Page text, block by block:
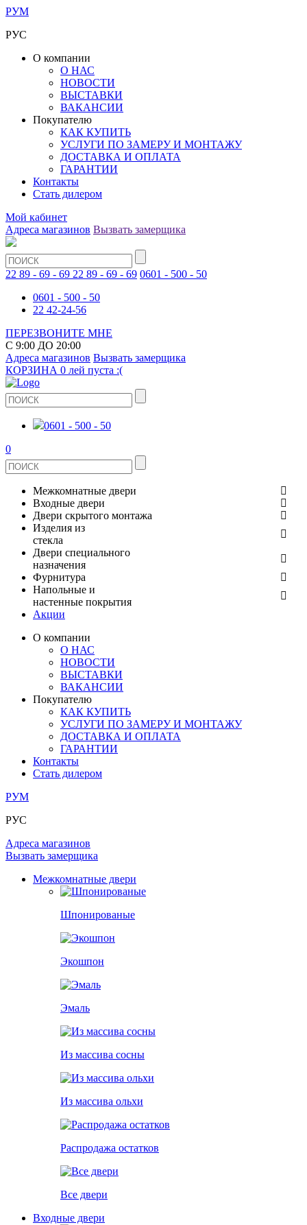
РУМ
РУС
О компании
О НАС
НОВОСТИ
ВЫСТАВКИ
ВАКАНСИИ
Покупателю
КАК КУПИТЬ
УСЛУГИ ПО ЗАМЕРУ И МОНТАЖУ
ДОСТАВКА И ОПЛАТА
ГАРАНТИИ
Контакты
Стать дилером
Мой кабинет
Адреса магазинов Вызвать замерщика
22 89 - 69 - 69 22 89 - 69 - 69 0601 - 500 - 50
0601 - 500 - 50
22 42-24-56
ПЕРЕЗВОНИТЕ МНЕ
С 9:00 ДО 20:00
Адреса магазинов Вызвать замерщика
КОРЗИНА 0 лей пуста :(
0601 - 500 - 50
0
Межкомнатные двери
ШПОНИРОВАНЫЕ
ЭКОШПОН
ЭМАЛЬ
ИЗ МАССИВА СОСНЫ
ИЗ МАССИВА ОЛЬХИ
РАСПРОДАЖА ОСТАТКОВ
ВСЕ ДВЕРИ
Входные двери
МЕТАЛЛИЧЕСКИЕ ДВЕРИ
В КВАРТИРУ
ДЛЯ ДОМА
Двери скрытого монтажа
СТЕКЛЯННЫЕ
ЗЕРКАЛЬНЫЕ
КЕРАМОГРАНИТ
ПОД ОБОИ И ПОКРАСКУ
Изделия из
стекла
ДВЕРИ
ДУШЕВЫЕ КАБИНЫ И ПЕРЕГОРОДКИ
РАЗДВИЖНЫЕ ПЕРЕГОРОДКИ
Двери специального
назначения
ПРОТИВОПОЖАРНЫЕ
Фурнитура
ДВЕРНЫЕ РУЧКИ
КОМПЛЕКТУЮЩИЕ
ОГРАНИЧИТЕЛИ
ПЕТЛИ
РАЗДВИЖНАЯ СИСТЕМА
Напольные и
настенные покрытия
СТЕНОВЫЕ ПАНЕЛИ
Акции
О компании
О НАС
НОВОСТИ
ВЫСТАВКИ
ВАКАНСИИ
Покупателю
КАК КУПИТЬ
УСЛУГИ ПО ЗАМЕРУ И МОНТАЖУ
ДОСТАВКА И ОПЛАТА
ГАРАНТИИ
Контакты
Стать дилером
РУМ
РУС
Адреса магазинов
Вызвать замерщика
Межкомнатные двери
Шпонированые
Экошпон
Эмаль
Из массива сосны
Из массива ольхи
Распродажа остатков
Все двери
Входные двери